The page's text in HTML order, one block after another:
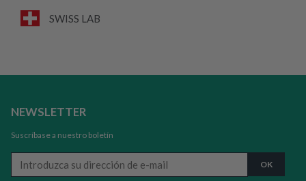
SWISS LAB
NEWSLETTER
Suscríbase a nuestro boletín